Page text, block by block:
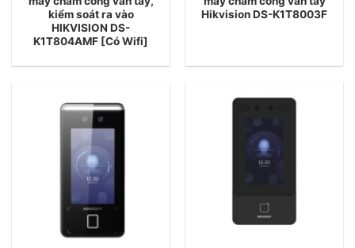
kiểm soát ra vào
HIKVISION DS-
K1T804AMF [Có Wifi]
Hikvision DS-K1T8003F